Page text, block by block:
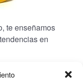
te enseñamos
en